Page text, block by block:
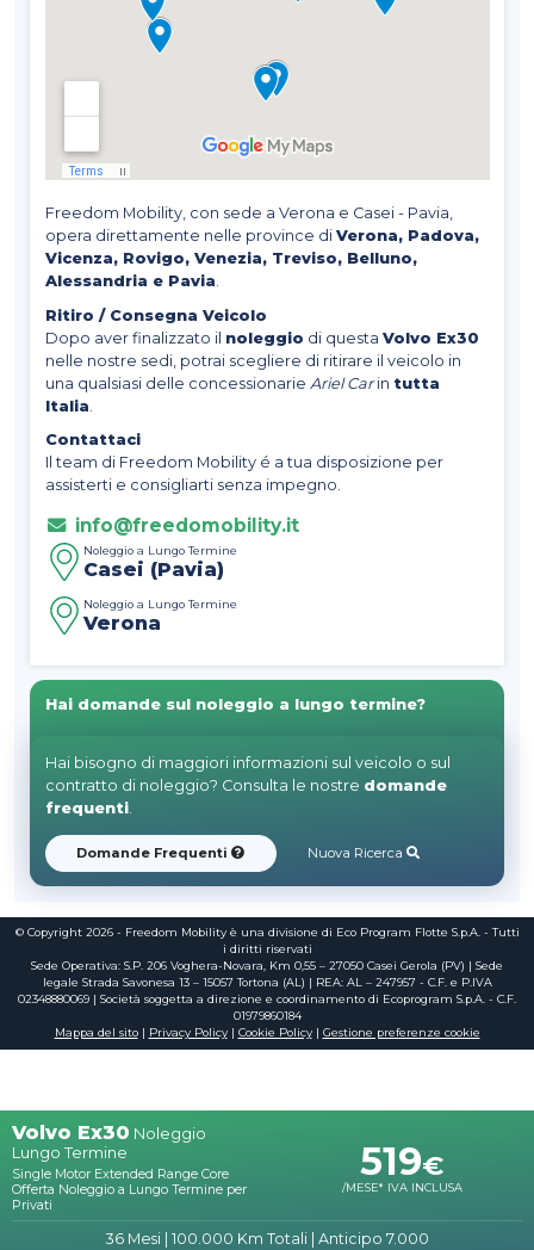
Volvo Ex30 Noleggio
Lungo Termine
Single Motor Extended Range Core
Offerta Noleggio a Lungo Termine per
Privati
519€
/MESE* IVA INCLUSA
36 Mesi| 100.000 Km Totali| Anticipo 7.000
Freedom Mobility, con sede a Verona e Casei - Pavia,
opera direttamente nelle province di Verona, Padova,
Vicenza, Rovigo, Venezia, Treviso, Belluno,
Alessandria e Pavia
Ritiro / Consegna Veicolo
Dopo aver finalizzato il noleggio di questa Volvo Ex30
nelle nostre sedi, potrai scegliere di ritirare il veicolo in
una qualsiasi delle concessionarie Ariel Carin tutta
Italia
Contattaci
Il team di Freedom Mobility é a tua disposizione per
assisterti e consigliarti senza impegno.
info@freedomobility.it
Noleggio a Lungo Termine
Casei (Pavia)
Noleggio a Lungo Termine
Verona
Hai domande sul noleggio a lungo termine?
Hai bisogno di maggiori informazioni sul veicolo o sul
contratto di noleggio? Consulta le nostre domande
frequenti.
Domande Frequenti Nuova Ricerca
© Copyright 2026 - Freedom Mobility è una divisione di Eco Program Flotte S.p.A. - Tutti
i diritti riservati
Sede Operativa: S.P. 206 Voghera-Novara, Km 0,55 – 27050 Casei Gerola (PV) | Sede
legale Strada Savonesa 13 – 15057 Tortona (AL) | REA: AL – 247957 - C.F. e P.IVA
02348880069 | Società soggetta a direzione e coordinamento di Ecoprogram S.p.A. - C.F.
01979860184
Mappa del sito| Privacy Policy| Cookie Policy| Gestione preferenze cookie